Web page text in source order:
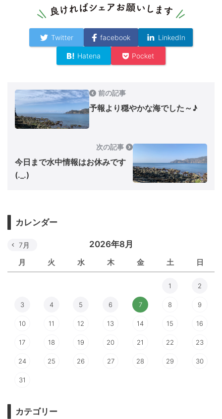
Twitter facebook LinkedIn
Hatena Pocket
前の記事
予報より穏やかな海でした～♪
次の記事
今日まで水中情報はお休みです
(._.)
カレンダー
2026年8月
月 火 水 木 金 土 日
7月
1 2
3 4 5 6 7 8 9
10 11 12 13 14 15 16
17 18 19 20 21 22 23
24 25 26 27 28 29 30
31
カテゴリー